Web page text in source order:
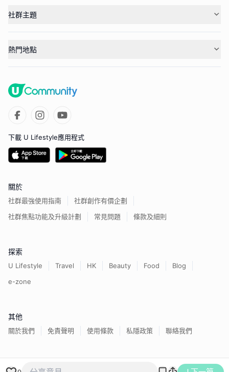
社群主題
熱門地點
下載 U Lifestyle應用程式
關於
社群最強使用指南
社群創作有價企劃
社群焦點功能及升級計劃
常見問題 條款及細則
探索
U Lifestyle Travel HK Beauty Food
Blog
e-zone
其他
關於我們 免責聲明 使用條款 私隱政策 聯絡我們